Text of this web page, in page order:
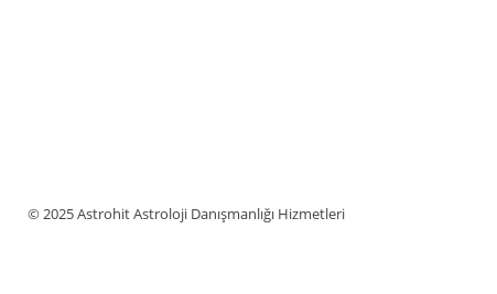
© 2025 Astrohit Astroloji Danışmanlığı Hizmetleri